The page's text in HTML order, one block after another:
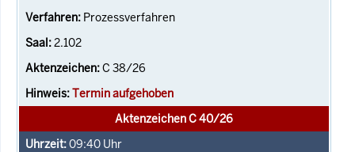
Prozessverfahren
2.102
C 38/26
Termin aufgehoben
Aktenzeichen C 40/26
09:40 Uhr